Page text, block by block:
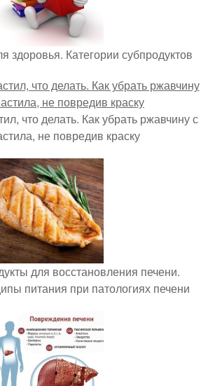
здоровья. Категории субпродуктов
что делать. Как убрать ржавчину с
не повредив краску
для восстановления печени.
питания при патологиях печени